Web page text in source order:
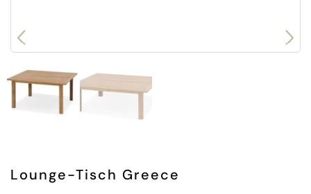
Lounge-Tisch Greece